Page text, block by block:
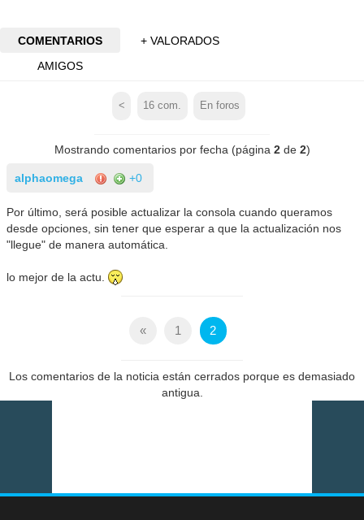
COMENTARIOS
+ VALORADOS
AMIGOS
< 16 com. En foros
Mostrando comentarios por fecha (página 2de 2)
alphaomega +0
Por último, será posible actualizar la consola cuando queramos
desde opciones, sin tener que esperar a que la actualización nos
"llegue" de manera automática.
lo mejor de la actu.
« 1 2
Los comentarios de la noticia están cerrados porque es demasiado
antigua.